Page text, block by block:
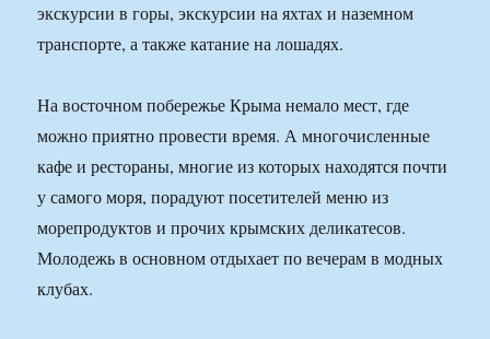
экскурсии в горы, экскурсии на яхтах и наземном
транспорте, а также катание на лошадях.
На восточном побережье Крыма немало мест, где
можно приятно провести время. А многочисленные
кафе и рестораны, многие из которых находятся почти
у самого моря, порадуют посетителей меню из
морепродуктов и прочих крымских деликатесов.
Молодежь в основном отдыхает по вечерам в модных
клубах.